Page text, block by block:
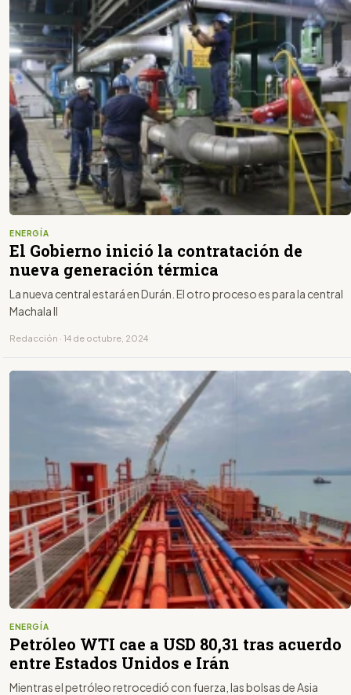
ENERGÍA
El Gobierno inició la contratación de
nueva generación térmica
La nueva central estará en Durán. El otro proceso es para la central
Machala II
Redacción · 14 de octubre, 2024
ENERGÍA
Petróleo WTI cae a USD 80,31 tras acuerdo
entre Estados Unidos e Irán
Mientras el petróleo retrocedió con fuerza, las bolsas de Asia